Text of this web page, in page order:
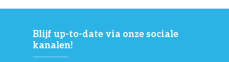
Blijf up-to-date via onze sociale
kanalen!